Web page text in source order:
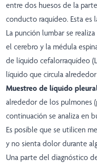
entre dos huesos de la
conducto raquídeo. Esta es
La punción lumbar se
el cerebro y la médula
de líquido cefalorraquídeo
líquido que circula
Muestreo de líquido
alrededor de los pulmones
continuación se analiza en
Es posible que se utilicen
y no sienta dolor durante
Una parte del diagnóstico